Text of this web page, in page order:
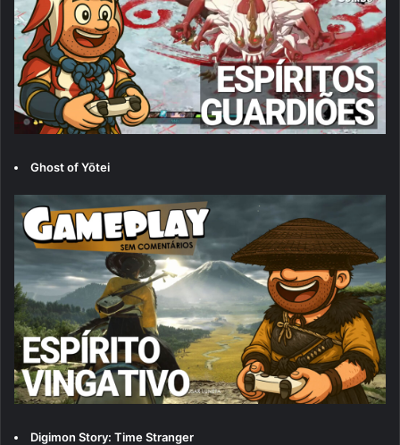
Ghost of Yōtei
Digimon Story: Time Stranger